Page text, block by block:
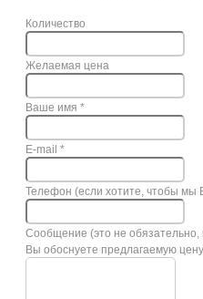
Количество
Желаемая цена
Ваше имя *
E-mail *
Телефон (если хотите, чтобы мы
Сообщение (это не
Вы обоснуете предлагаемую